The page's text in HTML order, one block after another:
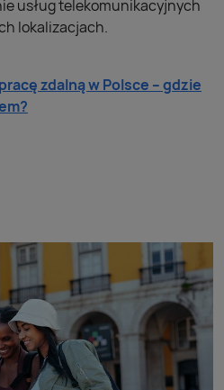
usług telekomunikacyjnych
lokalizacjach.
zdalną w Polsce – gdzie